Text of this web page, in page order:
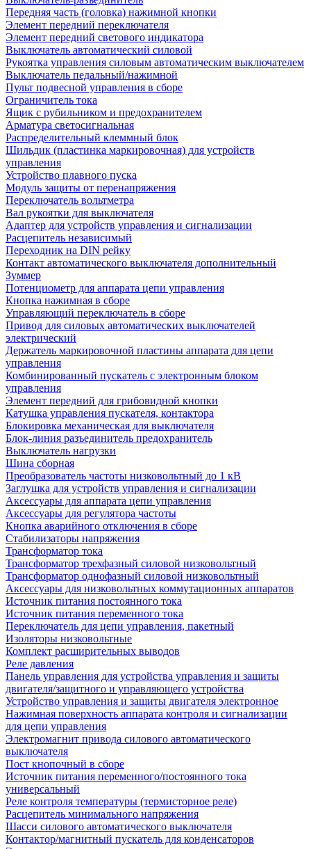
Передняя часть (головка) нажимной кнопки
Элемент передний переключателя
Элемент передний светового индикатора
Выключатель автоматический силовой
Рукоятка управления силовым автоматическим выключателем
Выключатель педальный/нажимной
Пульт подвесной управления в сборе
Ограничитель тока
Ящик с рубильником и предохранителем
Арматура светосигнальная
Распределительный клеммный блок
Шильдик (пластинка маркировочная) для устройств
управления
Устройство плавного пуска
Модуль защиты от перенапряжения
Переключатель вольтметра
Вал рукоятки для выключателя
Адаптер для устройств управления и сигнализации
Расцепитель независимый
Переходник на DIN рейку
Контакт автоматического выключателя дополнительный
Зуммер
Потенциометр для аппарата цепи управления
Кнопка нажимная в сборе
Управляющий переключатель в сборе
Привод для силовых автоматических выключателей
электрический
Держатель маркировочной пластины аппарата для цепи
управления
Комбинированный пускатель с электронным блоком
управления
Элемент передний для грибовидной кнопки
Катушка управления пускателя, контактора
Блокировка механическая для выключателя
Блок-линия разъединитель предохранитель
Выключатель нагрузки
Шина сборная
Преобразователь частоты низковольтный до 1 кВ
Заглушка для устройств управления и сигнализации
Аксессуары для аппарата цепи управления
Аксессуары для регулятора частоты
Кнопка аварийного отключения в сборе
Стабилизаторы напряжения
Трансформатор тока
Трансформатор трехфазный силовой низковольтный
Трансформатор однофазный силовой низковольтный
Аксессуары для низковольтных коммутационных аппаратов
Источник питания постоянного тока
Источник питания переменного тока
Переключатель для цепи управления, пакетный
Изоляторы низковольтные
Комплект расширительных выводов
Реле давления
Панель управления для устройства управления и защиты
двигателя/защитного и управляющего устройства
Устройство управления и защиты двигателя электронное
Нажимная поверхность аппарата контроля и сигнализации
для цепи управления
Электромагнит привода силового автоматического
выключателя
Пост кнопочный в сборе
Источник питания переменного/постоянного тока
универсальный
Реле контроля температуры (термисторное реле)
Расцепитель минимального напряжения
Шасси силового автоматического выключателя
Контактор/магнитный пускатель для конденсаторов